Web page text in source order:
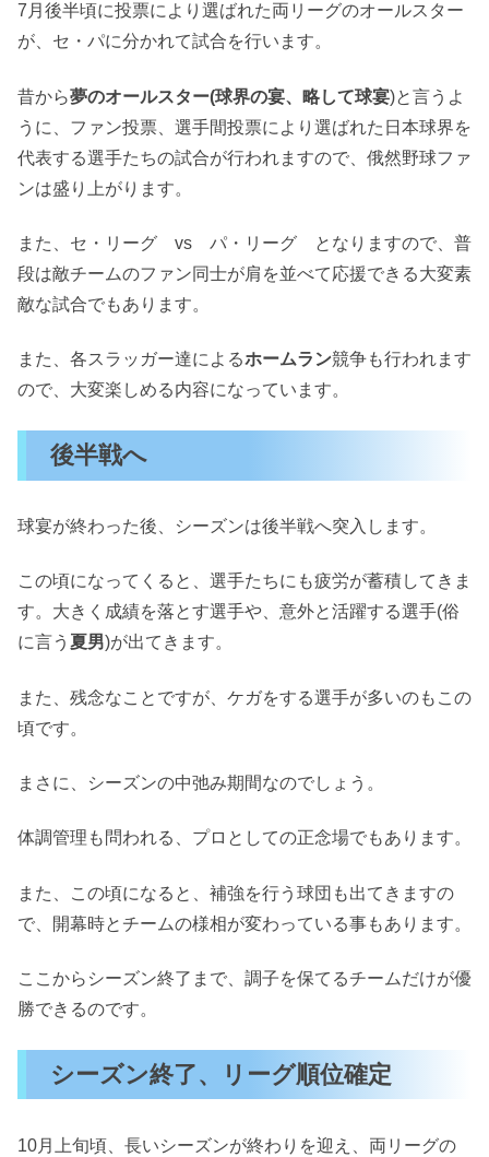
7月後半頃に投票により選ばれた両リーグのオールスター
が、セ・パに分かれて試合を行います。
昔から夢のオールスター(球界の宴、略して球宴)と言うよ
うに、ファン投票、選手間投票により選ばれた日本球界を
代表する選手たちの試合が行われますので、俄然野球ファ
ンは盛り上がります。
また、セ・リーグ vs パ・リーグ となりますので、普
段は敵チームのファン同士が肩を並べて応援できる大変素
敵な試合でもあります。
また、各スラッガー達によるホームラン競争も行われます
ので、大変楽しめる内容になっています。
後半戦へ
球宴が終わった後、シーズンは後半戦へ突入します。
この頃になってくると、選手たちにも疲労が蓄積してきま
す。大きく成績を落とす選手や、意外と活躍する選手(俗
に言う 夏男)が出てきます。
また、残念なことですが、ケガをする選手が多いのもこの
頃です。
まさに、シーズンの中弛み期間なのでしょう。
体調管理も問われる、プロとしての正念場でもあります。
また、この頃になると、補強を行う球団も出てきますの
で、開幕時とチームの様相が変わっている事もあります。
ここからシーズン終了まで、調子を保てるチームだけが優
勝できるのです。
シーズン終了、リーグ順位確定
10月上旬頃、長いシーズンが終わりを迎え、両リーグの